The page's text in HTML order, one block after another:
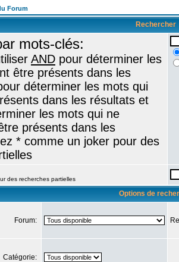
Forum
Rechercher
mots-clés:
AND pour déterminer les
être présents dans les
déterminer les mots qui
dans les résultats et
les mots qui ne
présents dans les
* comme un joker pour des
des recherches partielles
Options de
Forum:
Catégorie: